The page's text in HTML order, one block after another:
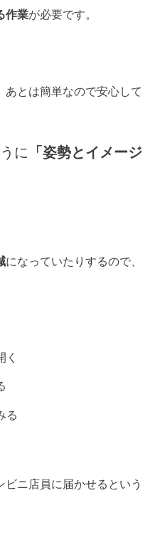
作業が必要です。
あとは簡単なので安心して
に
「姿勢とイメージ
になっていたりするので、
く
る
ニ店員に届かせるという